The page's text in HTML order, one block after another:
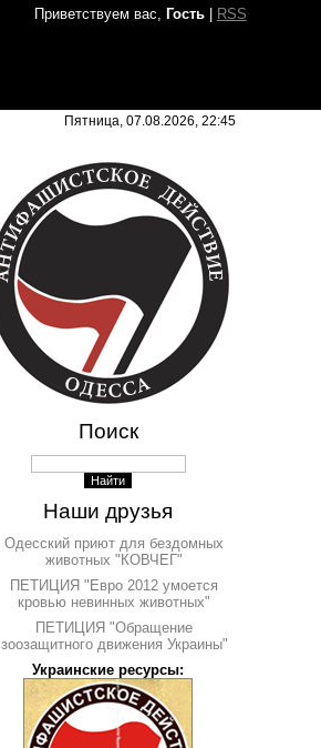
Приветствуем вас, Гость| RSS
Пятница, 07.08.2026, 22:45
Поиск
Наши друзья
Одесский приют для бездомных
животных "КОВЧЕГ"
ПЕТИЦИЯ "Евро 2012 умоется
кровью невинных животных"
ПЕТИЦИЯ "Обращение
зоозащитного движения Украины"
Украинские ресурсы: